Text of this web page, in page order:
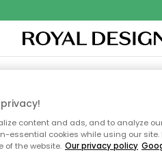
KÖKETFÖRVARINGUTEMÖBLER
content and ads, and to analyze
essential cookies while using our site.
of the website. Our privacy policy